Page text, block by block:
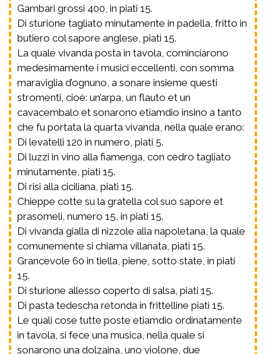
Gambari grossi 400, in piati 15.
Di sturione tagliato minutamente in padella, fritto in
butiero col sapore anglese, piati 15.
La quale vivanda posta in tavola, cominciarono
medesimamente i musici eccellenti, con somma
maraviglia d’ognuno, a sonare insieme questi
stromenti, cioè: un’arpa, un flauto et un
cavacembalo et sonarono etiamdio insino a tanto
che fu portata la quarta vivanda, nella quale erano:
Di levatelli 120 in numero, piati 5.
Di luzzi in vino alla fiamenga, con cedro tagliato
minutamente, piati 15.
Di risi alla ciciliana, piati 15.
Chieppe cotte su la gratella col suo sapore et
prasomeli, numero 15, in piati 15.
Di vivanda gialla di nizzole alla napoletana, la quale
comunemente si chiama villanata, piati 15.
Grancevole 60 in tiella, piene, sotto state, in piati
15.
Di sturione allesso coperto di salsa, piati 15.
Di pasta tedescha retonda in frittelline piati 15.
Le quali cose tutte poste etiamdio ordinatamente
in tavola, si fece una musica, nella quale si
sonarono una dolzaina, uno violone, due